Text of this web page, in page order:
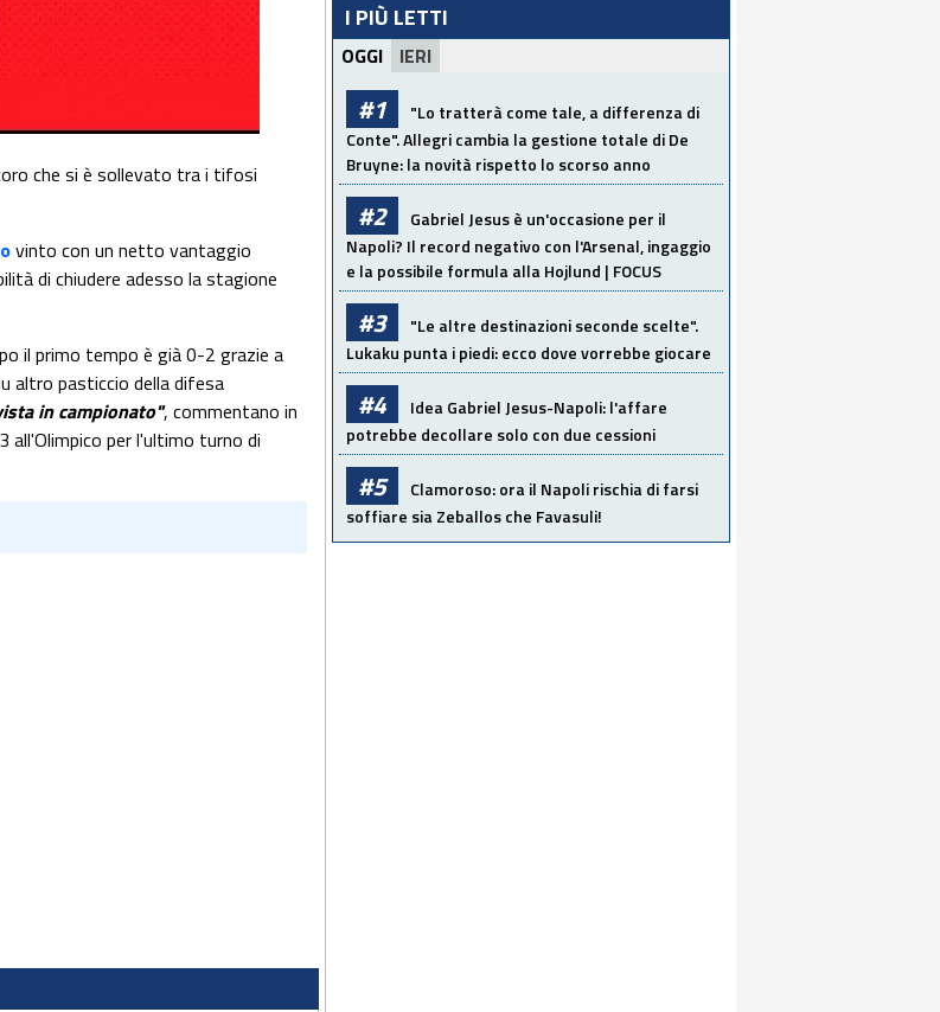
che si è sollevato tra i tifosi
vinto con un netto vantaggio
di chiudere adesso la stagione
il primo tempo è già 0-2 grazie a
altro pasticcio della difesa
in campionato", commentano in
per l'ultimo turno di
I PIÙ LETTI
OGGI IERI
#1
"Lo tratterà come tale, a differenza di
Conte". Allegri cambia la gestione totale di De
Bruyne: la novità rispetto lo scorso anno
#2
Gabriel Jesus è un'occasione per il
Napoli? Il record negativo con l'Arsenal, ingaggio
e la possibile formula alla Hojlund | FOCUS
#3
"Le altre destinazioni seconde scelte".
Lukaku punta i piedi: ecco dove vorrebbe giocare
#4
Idea Gabriel Jesus-Napoli: l'affare
potrebbe decollare solo con due cessioni
#5
Clamoroso: ora il Napoli rischia di farsi
soffiare sia Zeballos che Favasuli!